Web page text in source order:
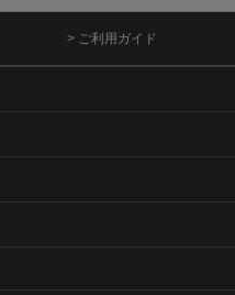
> ご利用ガイド